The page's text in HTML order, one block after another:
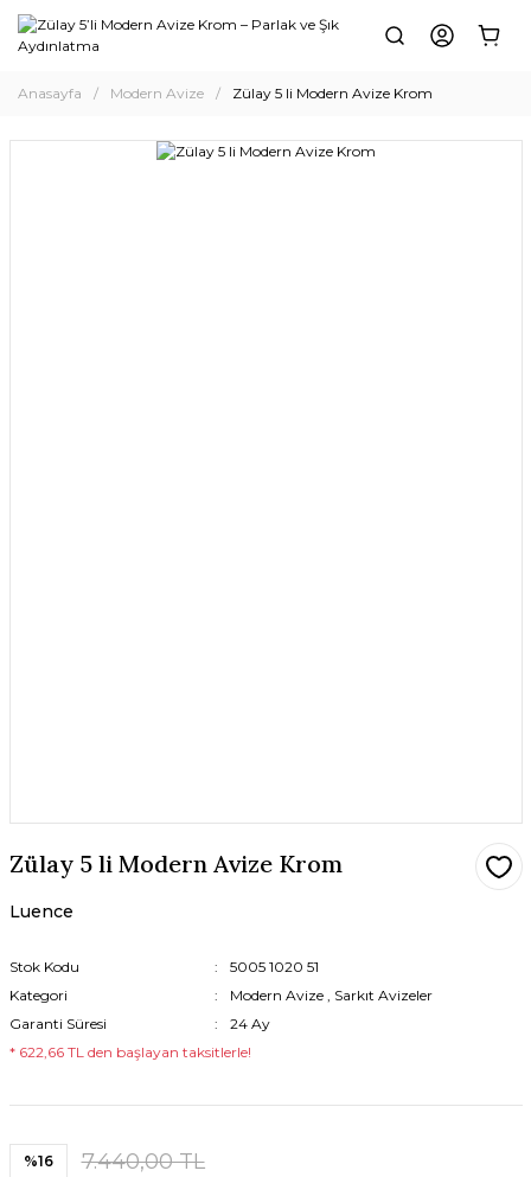
Anasayfa Modern Avize Zülay 5 li Modern Avize Krom
Zülay 5 li Modern Avize Krom
Luence
Stok Kodu
5005 1020 51
Kategori
Modern Avize , Sarkıt Avizeler
Garanti Süresi
24 Ay
* 622,66 TL den başlayan taksitlerle!
%16 7.440,00 TL